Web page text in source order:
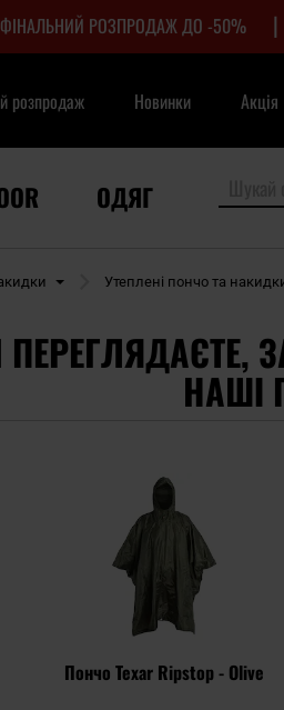
ФІНАЛЬНИЙ РОЗПРОДАЖ ДО -50% |
розпродаж Новинки Акція
ОДЯГ
Утеплені пончо та
НАШІ
Пончо Texar Ripstop - Olive